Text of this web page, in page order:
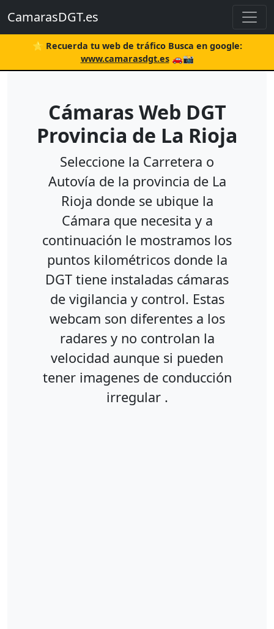
CamarasDGT.es
⭐ Recuerda tu web de tráfico Busca en google:
www.camarasdgt.es🚗📸
Cámaras Web DGT
Provincia de La Rioja
Seleccione la Carretera o
Autovía de la provincia de La
Rioja donde se ubique la
Cámara que necesita y a
continuación le mostramos los
puntos kilométricos donde la
DGT tiene instaladas cámaras
de vigilancia y control. Estas
webcam son diferentes a los
radares y no controlan la
velocidad aunque si pueden
tener imagenes de conducción
irregular .